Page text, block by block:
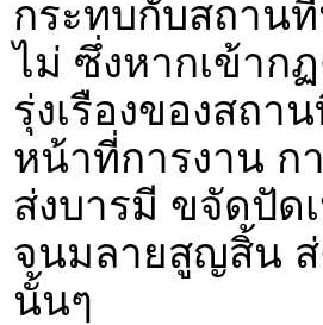
กระทบกับสถาน
ไม่ ซึ่งหากเข้าก
รุ่งเรืองของสถา
หน้าที่การงาน ก
ส่งบารมี ขจัดปัด
จนมลายสูญสิ้น ส่
นั้นๆ